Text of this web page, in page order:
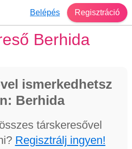
Belépés Regisztráció
Berhida
ismerkedhetsz
Berhida
társkeresővel
Regisztrálj ingyen!